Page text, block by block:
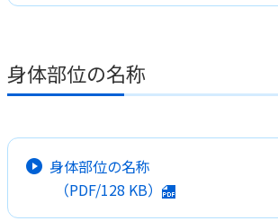
身体部位の名称
身体部位の名称
（PDF/128 KB）